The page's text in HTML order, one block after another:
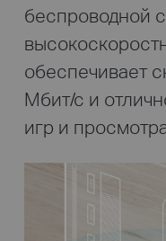
беспроводной
обеспечивает
Мбит/с и
игр и